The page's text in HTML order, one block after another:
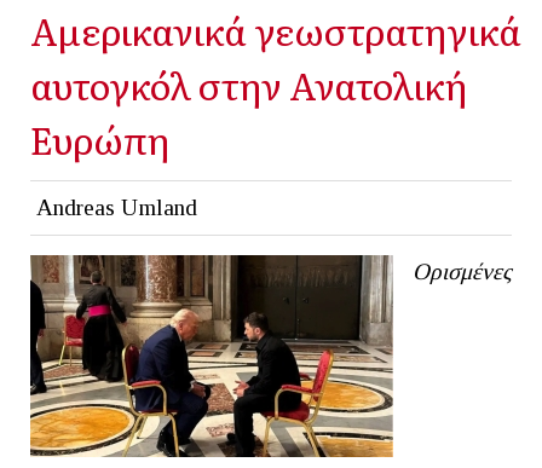
Αμερικανικά γεωστρατηγικά
αυτογκόλ στην Ανατολική
Ευρώπη
Andreas Umland
Ορισμένες